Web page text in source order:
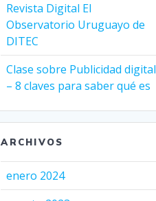
Revista Digital El
Observatorio Uruguayo de
DITEC
Clase sobre Publicidad digital
– 8 claves para saber qué es
ARCHIVOS
enero 2024